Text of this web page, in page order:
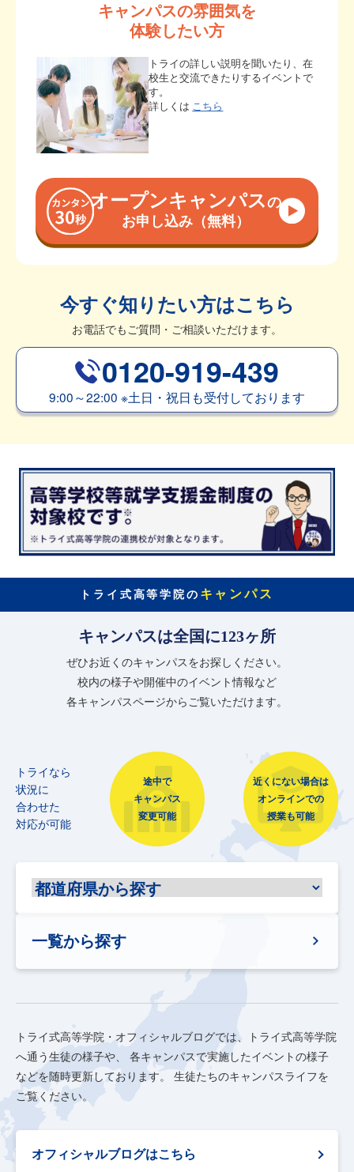
キャンパスの雰囲気を
体験したい方
トライの詳しい説明を聞いたり、在
校生と交流できたりするイベントで
す。
詳しくは こちら
オープンキャンパスの
お申し込み（無料）
今すぐ知りたい方はこちら
お電話でもご質問・ご相談いただけます。
0120-919-439
9:00～22:00 ※土日・祝日も受付しております
トライ式高等学院の キャンパス
キャンパスは全国に123ヶ所
ぜひお近くのキャンパスをお探しください。
校内の様子や開催中のイベント情報など
各キャンパスページからご覧いただけます。
トライなら
状況に
合わせた
対応が可能
途中で
キャンパス
変更可能
近くにない場合は
オンラインでの
授業も可能
一覧から探す
トライ式高等学院・オフィシャルブログでは、トライ式高等学院
へ通う生徒の様子や、
各キャンパスで実施したイベントの様子
などを随時更新しております。
生徒たちのキャンパスライフを
ご覧ください。
オフィシャルブログはこちら